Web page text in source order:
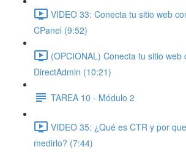
VIDEO 33: Conecta tu sitio web
CPanel (9:52)
(OPCIONAL) Conecta tu sitio web
DirectAdmin (10:21)
TAREA 10 - Módulo 2
VIDEO 35: ¿Qué es CTR y por
medirlo? (7:44)